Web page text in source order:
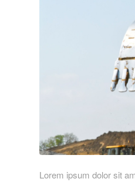
Lorem ipsum dolor sit